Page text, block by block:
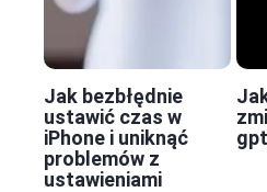
Jak bezbłędnie
ustawić czas w
iPhone i uniknąć
problemów z
ustawieniami